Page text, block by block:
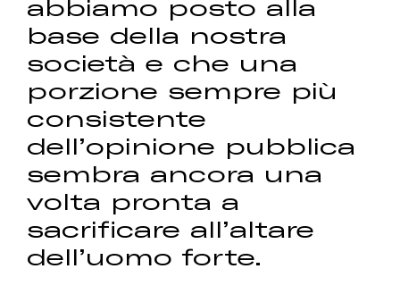
abbiamo posto alla
base della nostra
società e che una
porzione sempre più
consistente
dell’opinione pubblica
sembra ancora una
volta pronta a
sacrificare all’altare
dell’uomo forte.